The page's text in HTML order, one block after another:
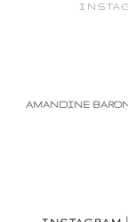
AMANDINE